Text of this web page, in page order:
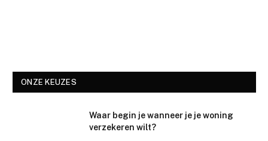
ONZE KEUZES
Waar begin je wanneer je je woning
verzekeren wilt?